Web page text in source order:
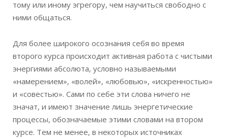
тому или иному эгрегору, чем научиться свободно с
ними общаться.
Для более широкого осознания себя во время
второго курса происходит активная работа с чистыми
энергиями абсолюта, условно называемыми
«намерением», «волей», «любовью», «искренностью»
и «совестью». Сами по себе эти слова ничего не
значат, и имеют значение лишь энергетические
процессы, обозначаемые этими словами на втором
курсе. Тем не менее, в некоторых источниках